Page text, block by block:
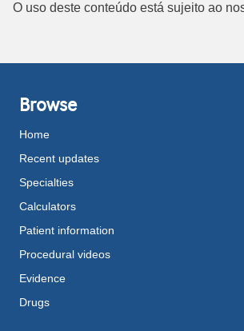
O uso deste conteúdo está sujeito ao
Browse
Home
Recent updates
Specialties
Calculators
Patient information
Procedural videos
Evidence
Drugs